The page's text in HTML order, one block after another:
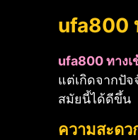
ufa800
ufa800 ทางเ
แต่เกิดจากปัจ
สมัยนี้ได้ดีขึ้น
ความสะด